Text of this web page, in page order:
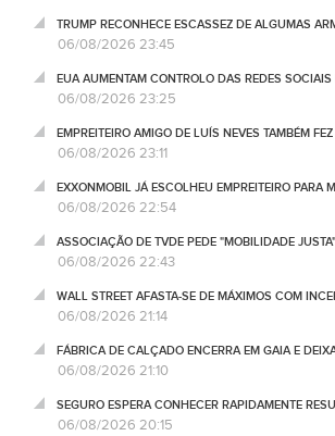
TRUMP RECONHECE ESCASSEZ DE ALGUMAS
06/08/2026 23:45
EUA AUMENTAM CONTROLO DAS REDES
06/08/2026 23:25
EMPREITEIRO AMIGO DE LUÍS NEVES TAMBÉM
06/08/2026 23:11
EXXONMOBIL JÁ ESCOLHEU EMPREITEIRO PARA
06/08/2026 22:54
ASSOCIAÇÃO DE TVDE PEDE "MOBILIDADE
06/08/2026 22:43
WALL STREET AFASTA-SE DE MÁXIMOS COM
06/08/2026 21:14
FÁBRICA DE CALÇADO ENCERRA EM GAIA E
06/08/2026 21:10
SEGURO ESPERA CONHECER RAPIDAMENTE
06/08/2026 20:15